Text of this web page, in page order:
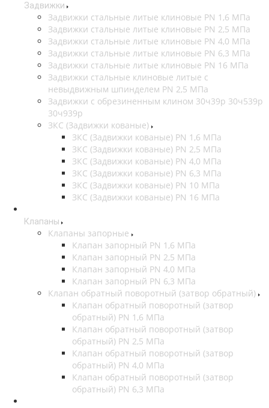
Задвижки
Задвижки стальные литые клиновые PN 1,6 МПа
Задвижки стальные литые клиновые PN 2,5 МПа
Задвижки стальные литые клиновые PN 4,0 МПа
Задвижки стальные литые клиновые PN 6,3 МПа
Задвижки стальные литые клиновые PN 16 МПа
Задвижки стальные клиновые литые с
невыдвижным шпинделем PN 2,5 МПа
Задвижки с обрезиненным клином 30ч39р 30ч539р
30ч939р
ЗКС (Задвижки кованые)
ЗКС (Задвижки кованые) PN 1,6 МПа
ЗКС (Задвижки кованые) PN 2,5 МПа
ЗКС (Задвижки кованые) PN 4,0 МПа
ЗКС (Задвижки кованые) PN 6,3 МПа
ЗКС (Задвижки кованые) PN 10 МПа
ЗКС (Задвижки кованые) PN 16 МПа
Клапаны
Клапаны запорные
Клапан запорный PN 1,6 МПа
Клапан запорный PN 2,5 МПа
Клапан запорный PN 4,0 МПа
Клапан запорный PN 6,3 МПа
Клапан обратный поворотный (затвор обратный)
Клапан обратный поворотный (затвор
обратный) PN 1,6 МПа
Клапан обратный поворотный (затвор
обратный) PN 2,5 МПа
Клапан обратный поворотный (затвор
обратный) PN 4,0 МПа
Клапан обратный поворотный (затвор
обратный) PN 6,3 МПа